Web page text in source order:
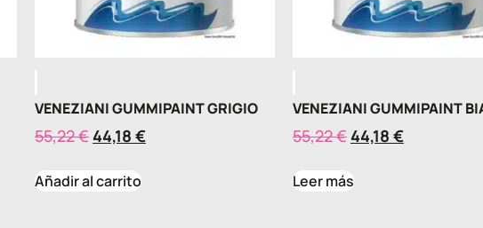
VENEZIANI GUMMIPAINT GRIGIO
55,22€ 44,18 €
Añadir al carrito
VENEZIANI GUMMIPAINT
55,22€ 44,18 €
Leer más